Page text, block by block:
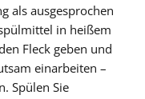
als ausgesprochen
in heißem
Fleck geben und
einarbeiten –
Spülen Sie